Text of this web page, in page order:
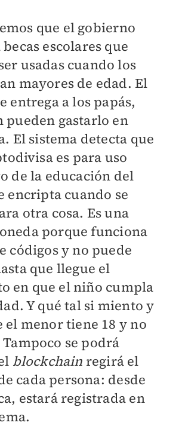
que el gobierno
escolares que
usadas cuando los
mayores de edad. El
entrega a los papás,
pueden gastarlo en
El sistema detecta que
es para uso
de la educación del
encripta cuando se
otra cosa. Es una
porque funciona
códigos y no puede
que llegue el
en que el niño cumpla
Y qué tal si miento y
el menor tiene 18 y no
Tampoco se podrá
blockchain regirá el
cada persona: desde
estará registrada en